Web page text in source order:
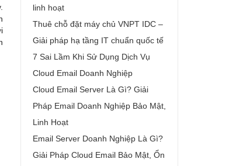
linh hoạt
Thuê chỗ đặt máy chủ VNPT IDC –
Giải pháp hạ tầng IT chuẩn quốc tế
7 Sai Lầm Khi Sử Dụng Dịch Vụ
Cloud Email Doanh Nghiệp
Cloud Email Server Là Gì? Giải
Pháp Email Doanh Nghiệp Bảo Mật,
Linh Hoạt
Email Server Doanh Nghiệp Là Gì?
Giải Pháp Cloud Email Bảo Mật, Ổn